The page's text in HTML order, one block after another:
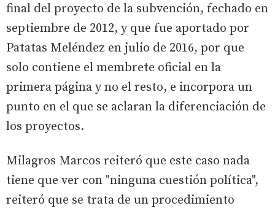
final del proyecto de la subvención, fechado en
septiembre de 2012, y que fue aportado por
Patatas Meléndez en julio de 2016, por que
solo contiene el membrete oficial en la
primera página y no el resto, e incorpora un
punto en el que se aclaran la diferenciación de
los proyectos.
Milagros Marcos reiteró que este caso nada
tiene que ver con "ninguna cuestión política",
reiteró que se trata de un procedimiento